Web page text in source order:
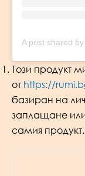
Този продукт
от https://
базиран на
заплащане
самия продукт.